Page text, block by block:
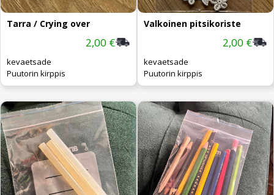
Tarra / Crying over
2,00 €
kevaetsade
Puutorin kirppis
Valkoinen pitsikoriste
2,00 €
kevaetsade
Puutorin kirppis